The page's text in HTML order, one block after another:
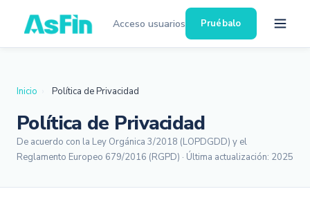
Acceso usuarios Pruébalo
Inicio Política de Privacidad
Política de Privacidad
De acuerdo con la Ley Orgánica 3/2018 (LOPDGDD) y el
Reglamento Europeo 679/2016 (RGPD) · Última actualización: 2025